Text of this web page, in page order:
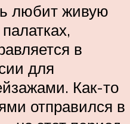
любит живую
в
для
Как-то
отправился в